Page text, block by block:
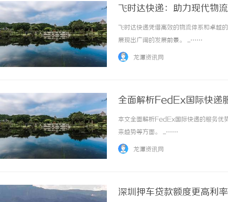
飞时达快递：助力现代物
飞时达快递凭借高效的物流体系和卓越
展现出广阔的发展前景。 ...……
龙潭资讯网
全面解析FedEx国际快递
本文全面解析FedEx国际快递的服务优
来趋势等方面。 ...……
龙潭资讯网
深圳押车贷款额度更高利